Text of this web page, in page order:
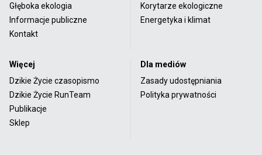
Głęboka ekologia
Informacje publiczne
Kontakt
Korytarze ekologiczne
Energetyka i klimat
Więcej
Dzikie Życie czasopismo
Dzikie Życie RunTeam
Publikacje
Sklep
Dla mediów
Zasady udostępniania
Polityka prywatności